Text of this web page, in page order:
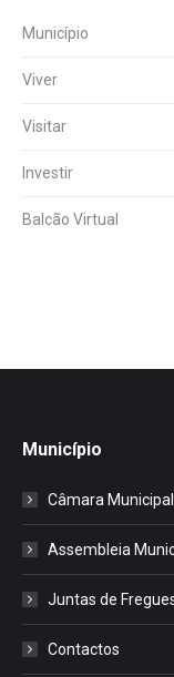
Município
Viver
Visitar
Investir
Balcão Virtual
Município
Câmara Municipal
Assembleia
Juntas de
Contactos